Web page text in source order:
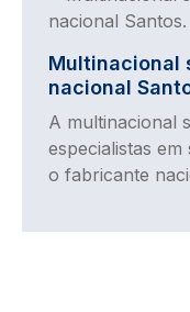
Multinacional
nacional
A multinacional
especialistas
o fabricante